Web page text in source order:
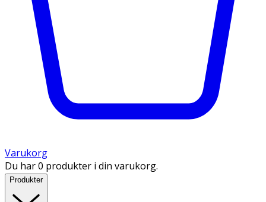
Varukorg
Du har 0 produkter i din varukorg.
Produkter